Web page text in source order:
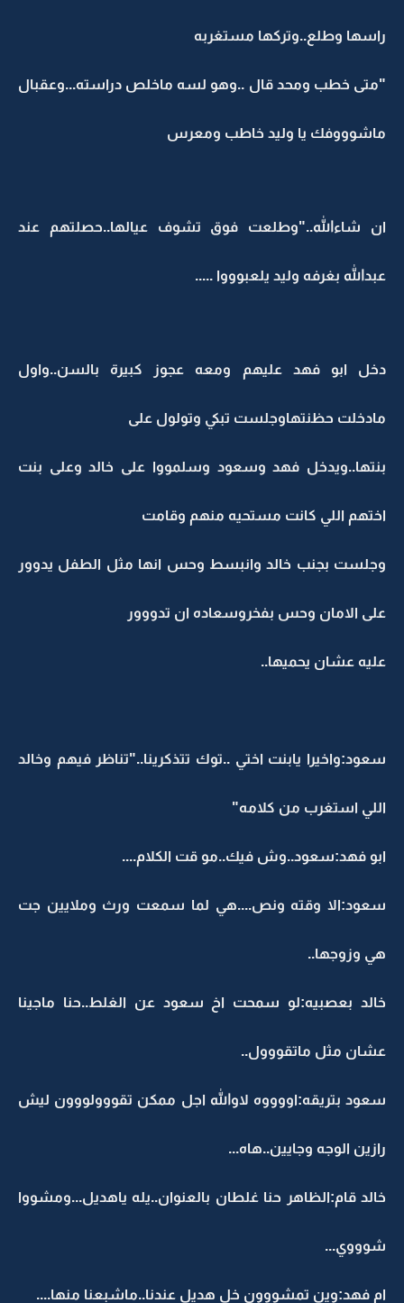
راسها وطلع..وتركها مستغربه
"متى خطب ومحد قال ..وهو لسه ماخلص دراسته...وعقبال
ماشوووفك يا وليد خاطب ومعرس
ان شاءالله.."وطلعت فوق تشوف عيالها..حصلتهم عند
عبدالله بغرفه وليد يلعبوووا .....
دخل ابو فهد عليهم ومعه عجوز كبيرة بالسن..واول
مادخلت حظنتهاوجلست تبكي وتولول على
بنتها..ويدخل فهد وسعود وسلمووا على خالد وعلى بنت
اختهم اللي كانت مستحيه منهم وقامت
وجلست بجنب خالد وانبسط وحس انها مثل الطفل يدوور
على الامان وحس بفخروسعاده ان تدووور
عليه عشان يحميها..
سعود:واخيرا يابنت اختي ..توك تتذكرينا.."تناظر فيهم وخالد
اللي استغرب من كلامه"
ابو فهد:سعود..وش فيك..مو قت الكلام....
سعود:الا وقته ونص....هي لما سمعت ورث وملايين جت
هي وزوجها..
خالد بعصبيه:لو سمحت اخ سعود عن الغلط..حنا ماجينا
عشان مثل ماتقووول..
سعود بتريقه:اووووه لاوالله اجل ممكن تقووولووون ليش
رازين الوجه وجايين..هاه...
خالد قام:الظاهر حنا غلطان بالعنوان..يله ياهديل...ومشووا
شوووي...
ام فهد:وين تمشووون خل هديل عندنا..ماشبعنا منها....